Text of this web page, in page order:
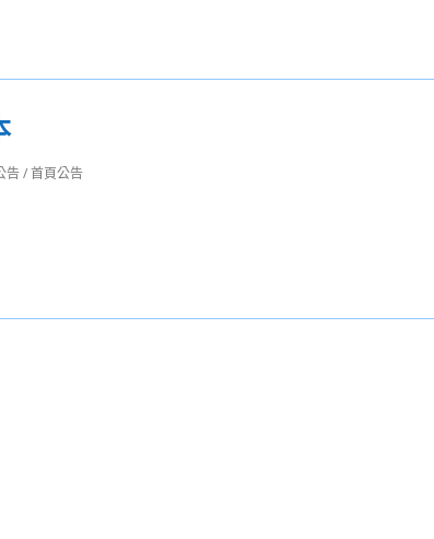
告/首頁公告